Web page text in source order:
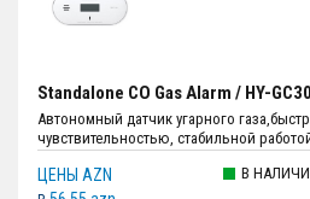
Standalone CO Gas Alarm / HY-
Автономный датчик угарного
чувствительностью, стабильной
газа; Громкость сигнала тревоги:Более
ЦЕНЫ AZN В